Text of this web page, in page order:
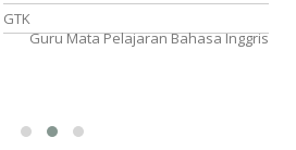
GTK
Guru Mata Pelajaran Bahasa Inggris